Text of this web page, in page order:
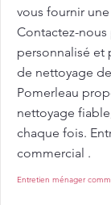
vous fournir
Contactez-
personnalisé et
de nettoyage
Pomerleau
nettoyage
chaque fois.
commercial .
Entretien ménager